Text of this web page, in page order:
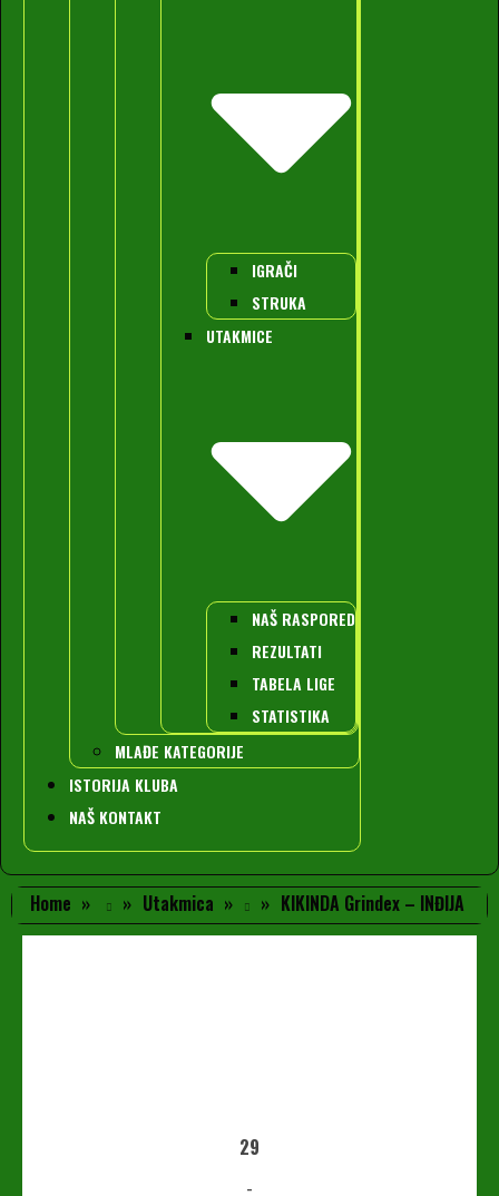
IGRAČI
STRUKA
UTAKMICE
NAŠ RASPORED
REZULTATI
TABELA LIGE
STATISTIKA
MLAĐE KATEGORIJE
ISTORIJA KLUBA
NAŠ KONTAKT
Home Utakmica KIKINDA Grindex – INĐIJA
29
-